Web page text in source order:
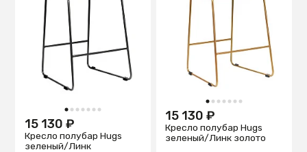
1 2 3 4 5 6 7
15 130 ₽
Кресло полубар Hugs
зеленый/Линк
1 2 3 4 5 6 7
15 130 ₽
Кресло полубар Hugs
зеленый/Линк золото